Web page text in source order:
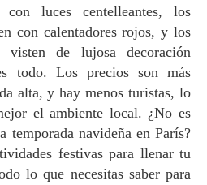
con luces centelleantes, los
con calentadores rojos, y los
visten de lujosa decoración
todo. Los precios son más
alta, y hay menos turistas, lo
el ambiente local. ¿No es
temporada navideña en París?
festivas para llenar tu
lo que necesitas saber para